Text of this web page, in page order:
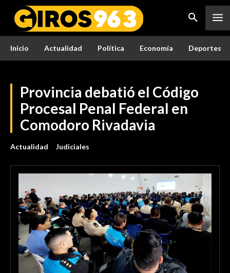
Inicio Actualidad Política Economía Deportes
Provincia debatió el Código
Procesal Penal Federal en
Comodoro Rivadavia
Actualidad Judiciales